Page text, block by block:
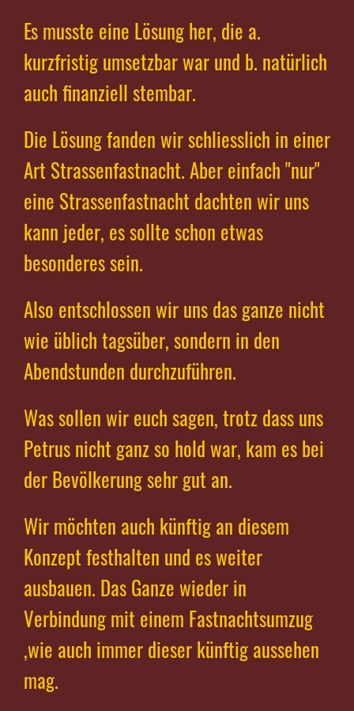
Es musste eine Lösung her, die a.
kurzfristig umsetzbar war und b. natürlich
auch finanziell stembar.
Die Lösung fanden wir schliesslich in einer
Art Strassenfastnacht. Aber einfach "nur"
eine Strassenfastnacht dachten wir uns
kann jeder, es sollte schon etwas
besonderes sein.
Also entschlossen wir uns das ganze nicht
wie üblich tagsüber, sondern in den
Abendstunden durchzuführen.
Was sollen wir euch sagen, trotz dass uns
Petrus nicht ganz so hold war, kam es bei
der Bevölkerung sehr gut an.
Wir möchten auch künftig an diesem
Konzept festhalten und es weiter
ausbauen. Das Ganze wieder in
Verbindung mit einem Fastnachtsumzug
,wie auch immer dieser künftig aussehen
mag.